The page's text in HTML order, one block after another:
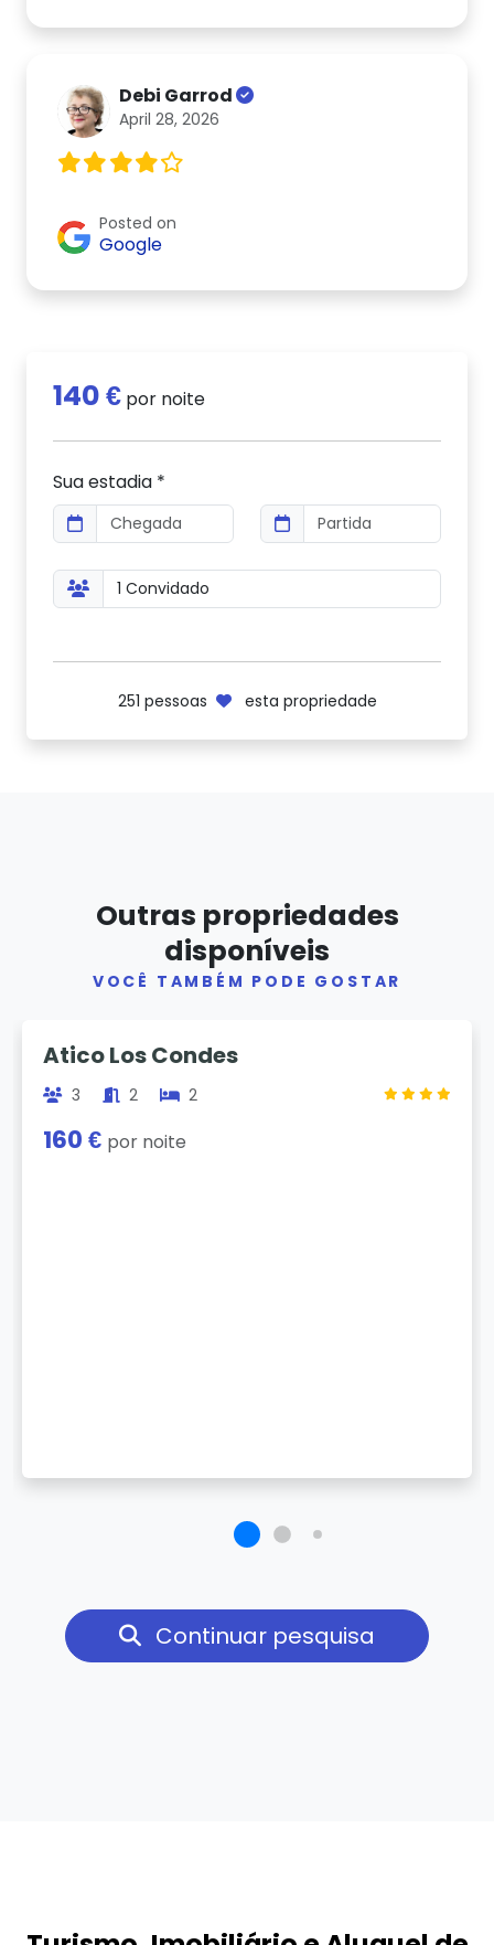
Debi Garrod
April 28, 2026
Posted on
Google
140 € por noite
Sua estadia *
251 pessoas esta propriedade
Outras propriedades
disponíveis
VOCÊ TAMBÉM PODE GOSTAR
Atico Los Condes
3 2 2
160 € por noite
Continuar pesquisa